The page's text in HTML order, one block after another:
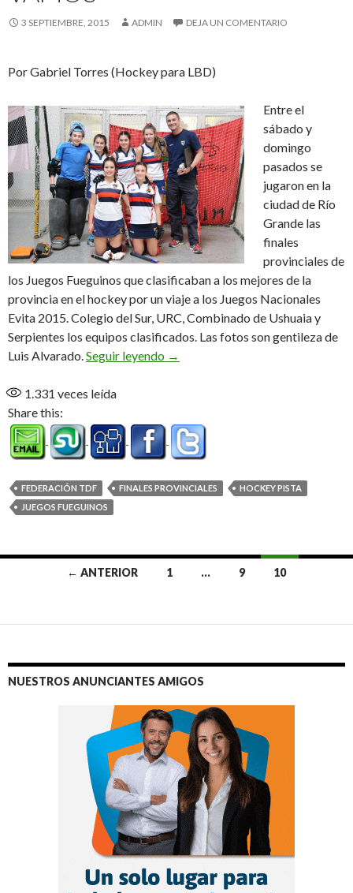
3 SEPTIEMBRE, 2015 ADMIN DEJA UN COMENTARIO
Por Gabriel Torres (Hockey para LBD)
Entre el
sábado y
domingo
pasados se
jugaron en la
ciudad de Río
Grande las
finales
provinciales de
los Juegos Fueguinos que clasificaban a los mejores de la
provincia en el hockey por un viaje a los Juegos Nacionales
Evita 2015. Colegio del Sur, URC, Combinado de Ushuaia y
Serpientes los equipos clasificados. Las fotos son gentileza de
Luis Alvarado. Seguir leyendo Mar del Plata allá vamos
→
1.331 veces leída
Share this:
FEDERACIÓN TDF FINALES PROVINCIALES
HOCKEY PISTA
JUEGOS FUEGUINOS
las
← ANTERIOR 1 … 9 10
NUESTROS ANUNCIANTES AMIGOS